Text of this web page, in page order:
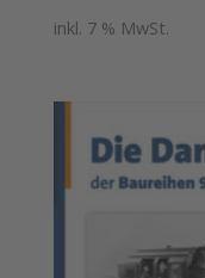
inkl. 7 % MwSt.